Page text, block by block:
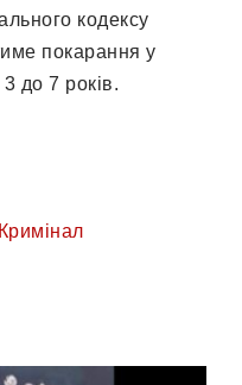
кодексу
покарання у
до 7 років.
Кримінал